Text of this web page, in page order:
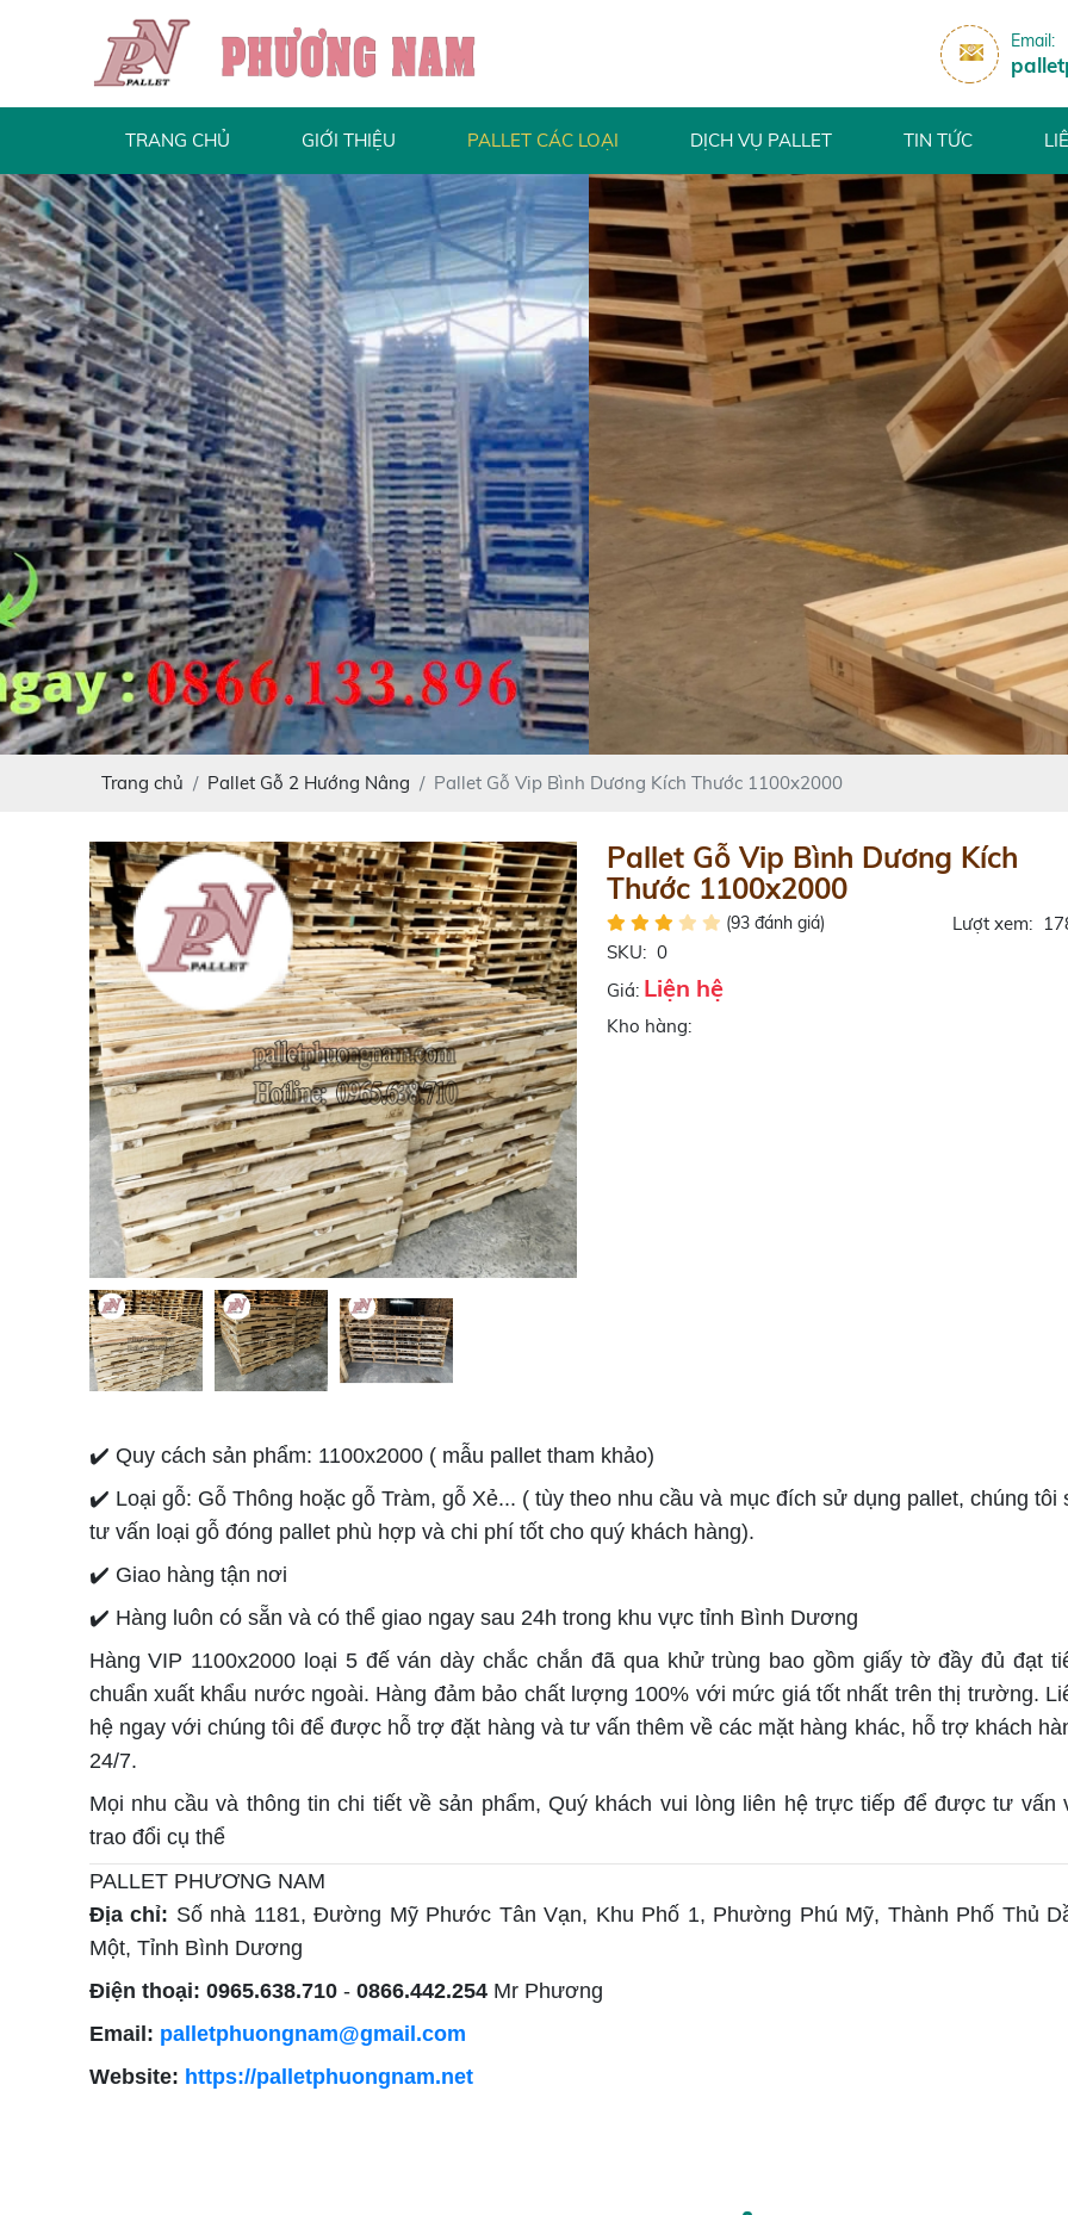
Email:
TRANG CHỦ GIỚI THIỆU PALLET CÁC LOẠI DỊCH VỤ PALLET TIN TỨC
Trang chủ Pallet Gỗ 2 Hướng Nâng Pallet Gỗ Vip Bình Dương Kích Thước 1100x2000
Pallet Gỗ Vip Bình Dương Kích
Thước 1100x2000
(93 đánh giá) Lượt xem:
SKU: 0
Giá: Liện hệ
Kho hàng:
✔️ Quy cách sản phẩm: 1100x2000 ( mẫu pallet tham khảo)
✔️ Loại gỗ: Gỗ Thông hoặc gỗ Tràm, gỗ Xẻ... ( tùy theo nhu cầu và mục đích sử dụng pallet, chúng tôi
tư vấn loại gỗ đóng pallet phù hợp và chi phí tốt cho quý khách hàng).
✔️ Giao hàng tận nơi
✔️ Hàng luôn có sẵn và có thể giao ngay sau 24h trong khu vực tỉnh Bình Dương
Hàng VIP 1100x2000 loại 5 đế ván dày chắc chắn đã qua khử trùng bao gồm giấy tờ đầy đủ đạt
chuẩn xuất khẩu nước ngoài. Hàng đảm bảo chất lượng 100% với mức giá tốt nhất trên thị trường.
hệ ngay với chúng tôi để được hỗ trợ đặt hàng và tư vấn thêm về các mặt hàng khác, hỗ trợ khách
24/7.
Mọi nhu cầu và thông tin chi tiết về sản phẩm, Quý khách vui lòng liên hệ trực tiếp để được tư vấn
trao đổi cụ thể
PALLET PHƯƠNG NAM
Địa chỉ: Số nhà 1181, Đường Mỹ Phước Tân Vạn, Khu Phố 1, Phường Phú Mỹ, Thành Phố Thủ
Một, Tỉnh Bình Dương
Điện thoại: 0965.638.710- 0866.442.254Mr Phương
Email: palletphuongnam@gmail.com
Website: https://palletphuongnam.net